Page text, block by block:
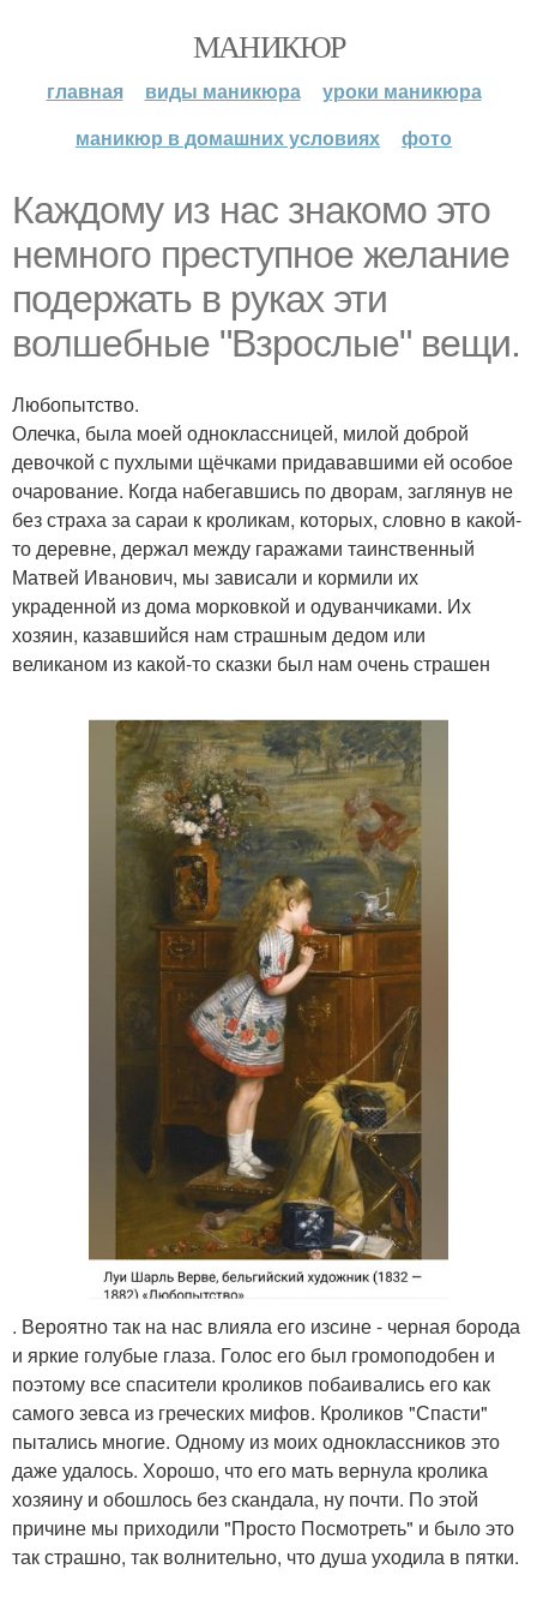
МАНИКЮР
главная виды маникюра
уроки маникюра
маникюр в домашних условиях
фото
Каждому из нас знакомо это
немного преступное желание
подержать в руках эти
волшебные "Взрослые" вещи.
Любопытство.
Олечка, была моей одноклассницей, милой доброй
девочкой с пухлыми щёчками придававшими ей особое
очарование. Когда набегавшись по дворам, заглянув не
без страха за сараи к кроликам, которых, словно в какой-
то деревне, держал между гаражами таинственный
Матвей Иванович, мы зависали и кормили их
украденной из дома морковкой и одуванчиками. Их
хозяин, казавшийся нам страшным дедом или
великаном из какой-то сказки был нам очень страшен
. Вероятно так на нас влияла его изсине - черная борода
и яркие голубые глаза. Голос его был громоподобен и
поэтому все спасители кроликов побаивались его как
самого зевса из греческих мифов. Кроликов "Спасти"
пытались многие. Одному из моих одноклассников это
даже удалось. Хорошо, что его мать вернула кролика
хозяину и обошлось без скандала, ну почти. По этой
причине мы приходили "Просто Посмотреть" и было это
так страшно, так волнительно, что душа уходила в пятки.